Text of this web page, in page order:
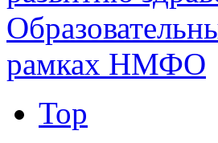
рамках НМФО
Top